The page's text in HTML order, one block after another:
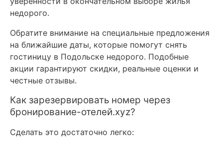
недорого.
Обратите внимание на специальные предложения
на ближайшие даты, которые помогут снять
гостиницу в Подольске недорого. Подобные
акции гарантируют скидки, реальные оценки и
честные отзывы.
Как зарезервировать номер через
бронирование-отелей.xyz?
Сделать это достаточно легко: